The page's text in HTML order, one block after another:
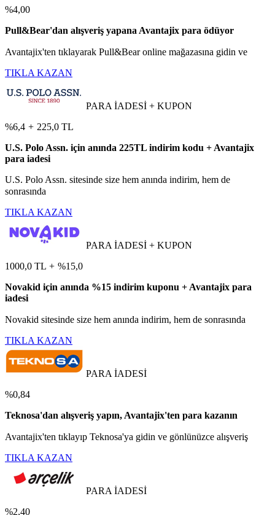
%4,00
Pull&Bear'dan alışveriş yapana Avantajix para ödüyor
Avantajix'ten tıklayarak Pull&Bear online mağazasına gidin ve
TIKLA KAZAN
PARA İADESİ + KUPON
%6,4 + 225,0 TL
U.S. Polo Assn. için anında 225TL indirim kodu + Avantajix
para iadesi
U.S. Polo Assn. sitesinde size hem anında indirim, hem de
sonrasında
TIKLA KAZAN
PARA İADESİ + KUPON
1000,0 TL + %15,0
Novakid için anında %15 indirim kuponu + Avantajix para
iadesi
Novakid sitesinde size hem anında indirim, hem de sonrasında
TIKLA KAZAN
PARA İADESİ
%0,84
Teknosa'dan alışveriş yapın, Avantajix'ten para kazanın
Avantajix'ten tıklayıp Teknosa'ya gidin ve gönlünüzce alışveriş
TIKLA KAZAN
PARA İADESİ
%2,40